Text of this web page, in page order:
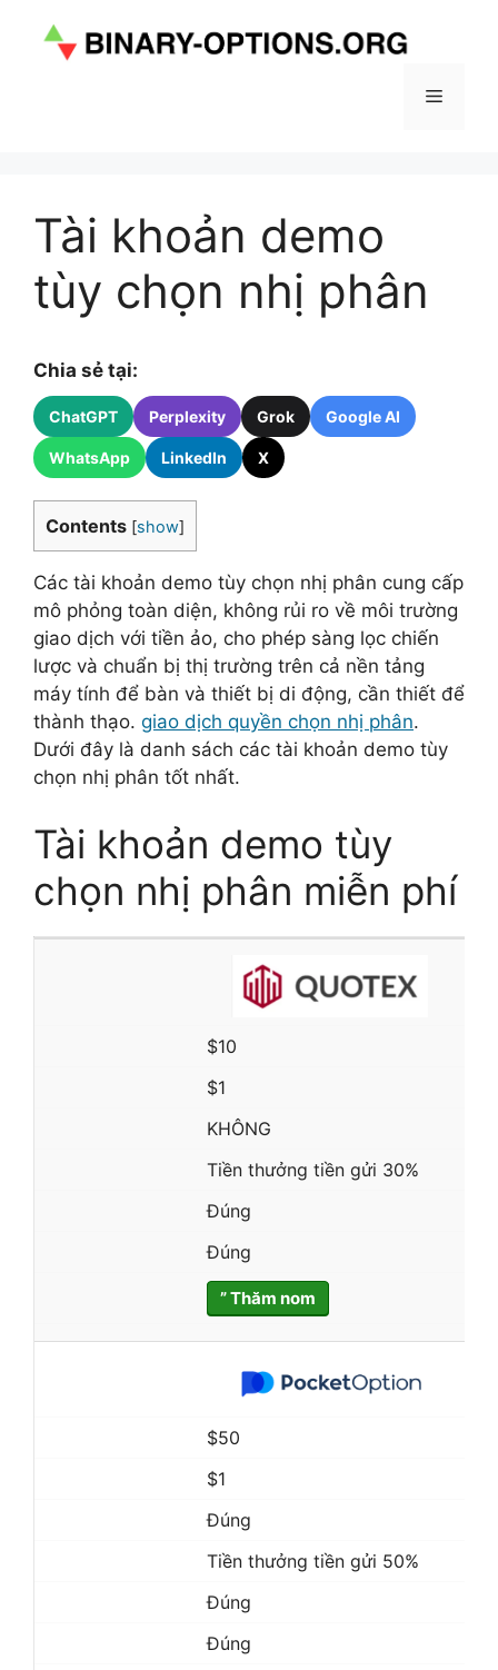
Menu
Tài khoản demo
tùy chọn nhị phân
Chia sẻ tại:
ChatGPT Perplexity Grok Google AI
WhatsApp LinkedIn X
Contents [show]
Các tài khoản demo tùy chọn nhị phân cung cấp
mô phỏng toàn diện, không rủi ro về môi trường
giao dịch với tiền ảo, cho phép sàng lọc chiến
lược và chuẩn bị thị trường trên cả nền tảng
máy tính để bàn và thiết bị di động, cần thiết để
thành thạo. giao dịch quyền chọn nhị phân.
Dưới đây là danh sách các tài khoản demo tùy
chọn nhị phân tốt nhất.
Tài khoản demo tùy
chọn nhị phân miễn phí
$10
$1
KHÔNG
Tiền thưởng tiền gửi 30%
Đúng
Đúng
” Thăm nom
$50
$1
Đúng
Tiền thưởng tiền gửi 50%
Đúng
Đúng